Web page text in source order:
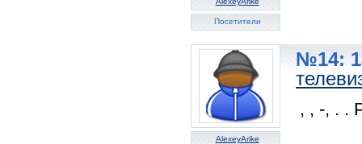
Посетители
AlexeyArike
№14:
, , -, . .